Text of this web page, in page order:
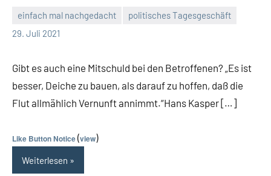
einfach mal nachgedacht
politisches Tagesgeschäft
29. Juli 2021
Guetti
Keine
Gibt es auch eine Mitschuld bei den Betroffenen? „Es ist
besser, Deiche zu bauen, als darauf zu hoffen, daß die
Flut allmählich Vernunft annimmt.“Hans Kasper […]
Like Button Notice(view)
Weiterlesen